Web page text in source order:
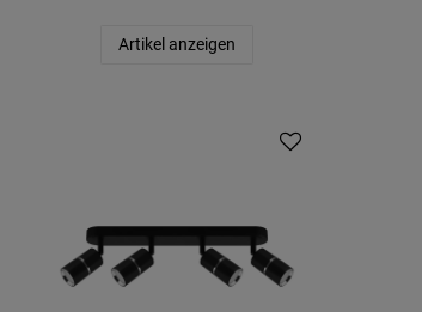
Artikel anzeigen